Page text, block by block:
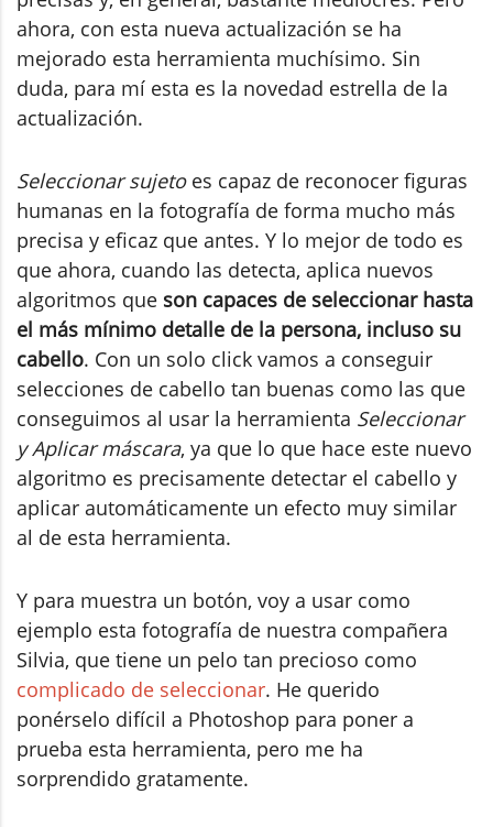
ahora, con esta nueva actualización se ha
mejorado esta herramienta muchísimo. Sin
duda, para mí esta es la novedad estrella de la
actualización.
Seleccionar sujetoes capaz de reconocer figuras
humanas en la fotografía de forma mucho más
precisa y eficaz que antes. Y lo mejor de todo es
que ahora, cuando las detecta, aplica nuevos
algoritmos que son capaces de seleccionar hasta
el más mínimo detalle de la persona, incluso su
cabello. Con un solo click vamos a conseguir
selecciones de cabello tan buenas como las que
conseguimos al usar la herramienta Seleccionar
y Aplicar máscara, ya que lo que hace este nuevo
algoritmo es precisamente detectar el cabello y
aplicar automáticamente un efecto muy similar
al de esta herramienta.
Y para muestra un botón, voy a usar como
ejemplo esta fotografía de nuestra compañera
Silvia, que tiene un pelo tan precioso como
complicado de seleccionar. He querido
ponérselo difícil a Photoshop para poner a
prueba esta herramienta, pero me ha
sorprendido gratamente.